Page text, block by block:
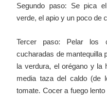
Segundo paso: Se pica
verde, el apio y un poco de
Tercer paso: Pelar los
cucharadas de mantequilla
la verdura, el orégano y la
media taza del caldo (de
tomate. Cocer a fuego